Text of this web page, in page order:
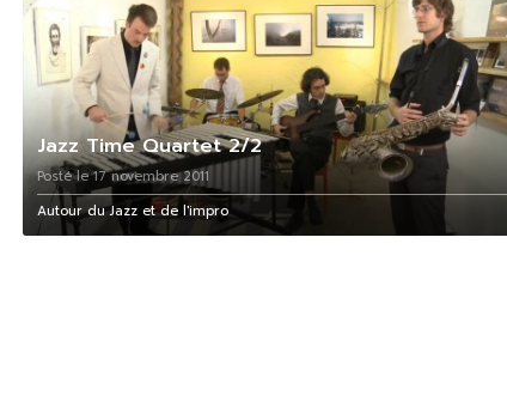
Jazz Time Quartet 2/2
Posté le 17 novembre 2011
Autour du Jazz et de l'impro